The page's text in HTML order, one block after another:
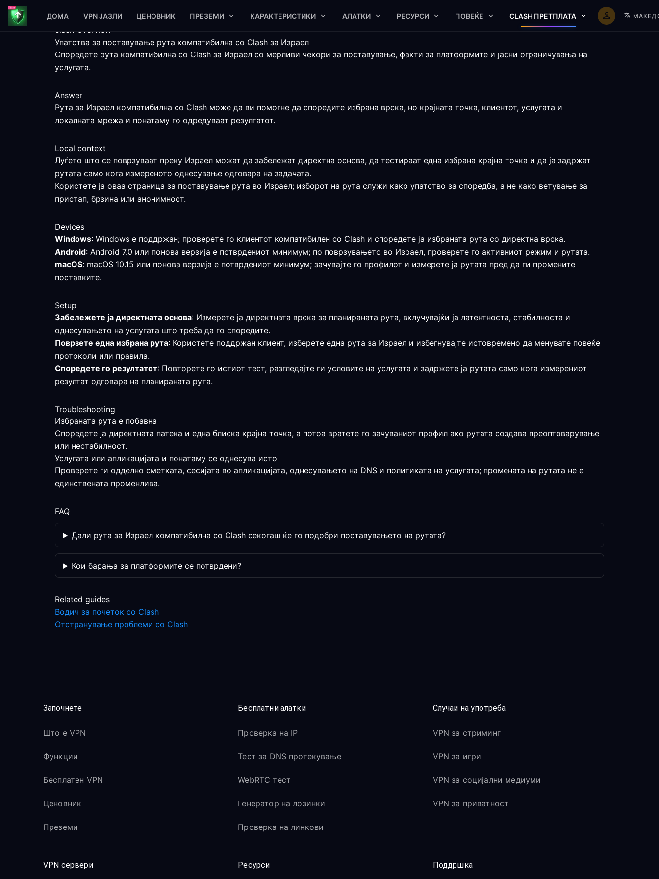
ДОМА VPN ЈАЗЛИ ЦЕНОВНИК ПРЕЗЕМИ КАРАКТЕРИСТИКИ АЛАТКИ РЕСУРСИ ПОВЕЌЕ CLASH ПРЕТПЛАТА
clash-overview
Упатства за поставување рута компатибилна со Clash за Израел
Споредете рута компатибилна со Clash за Израел со мерливи чекори за поставување, факти за платформите и јасни ограничувања на
услугата.
Answer
Рута за Израел компатибилна со Clash може да ви помогне да споредите избрана врска, но крајната точка, клиентот, услугата и
локалната мрежа и понатаму го одредуваат резултатот.
Local context
Луѓето што се поврзуваат преку Израел можат да забележат директна основа, да тестираат една избрана крајна точка и да ја задржат
рутата само кога измереното однесување одговара на задачата.
Користете ја оваа страница за поставување рута во Израел; изборот на рута служи како упатство за споредба, а не како ветување за
пристап, брзина или анонимност.
Devices
Windows: Windows е поддржан; проверете го клиентот компатибилен со Clash и споредете ја избраната рута со директна врска.
Android: Android 7.0 или понова верзија е потврдениот минимум; по поврзувањето во Израел, проверете го активниот режим и рутата.
macOS: macOS 10.15 или понова верзија е потврдениот минимум; зачувајте го профилот и измерете ја рутата пред да ги промените
поставките.
Setup
Забележете ја директната основа: Измерете ја директната врска за планираната рута, вклучувајќи ја латентноста, стабилноста и
однесувањето на услугата што треба да го споредите.
Поврзете една избрана рута: Користете поддржан клиент, изберете една рута за Израел и избегнувајте истовремено да менувате повеќе
протоколи или правила.
Споредете го резултатот: Повторете го истиот тест, разгледајте ги условите на услугата и задржете ја рутата само кога измерениот
резултат одговара на планираната рута.
Troubleshooting
Избраната рута е побавна
Споредете ја директната патека и една блиска крајна точка, а потоа вратете го зачуваниот профил ако рутата создава преоптоварување
или нестабилност.
Услугата или апликацијата и понатаму се однесува исто
Проверете ги одделно сметката, сесијата во апликацијата, однесувањето на DNS и политиката на услугата; промената на рутата не е
единствената променлива.
FAQ
Дали рута за Израел компатибилна со Clash секогаш ќе го подобри поставувањето на рутата?
Кои барања за платформите се потврдени?
Related guides
Водич за почеток со Clash
Отстранување проблеми со Clash
Започнете
Што е VPN
Функции
Бесплатен VPN
Ценовник
Преземи
Бесплатни алатки
Проверка на IP
Тест за DNS протекување
WebRTC тест
Генератор на лозинки
Проверка на линкови
Случаи на употреба
VPN за стриминг
VPN за игри
VPN за социјални медиуми
VPN за приватност
VPN сервери Ресурси Поддршка